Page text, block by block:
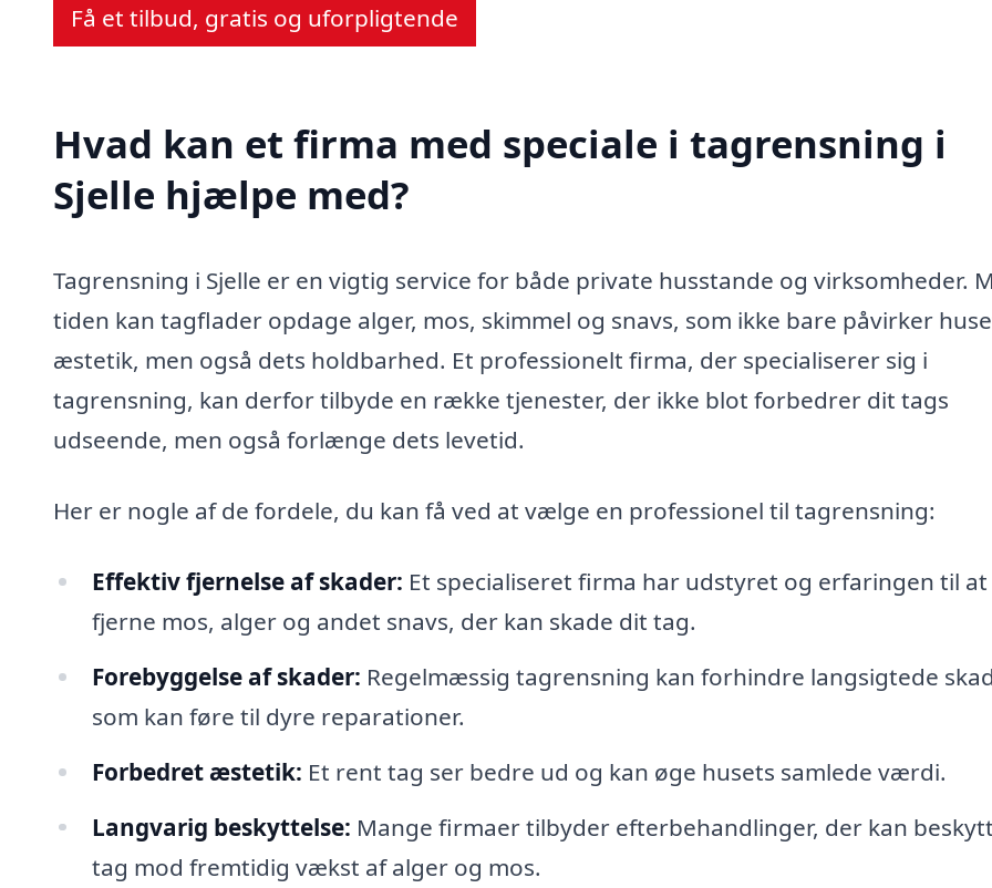
Få et tilbud, gratis og uforpligtende
Hvad kan et firma med speciale i tagrensning i
Sjelle hjælpe med?
Tagrensning i Sjelle er en vigtig service for både private husstande og virksomheder.
tiden kan tagflader opdage alger, mos, skimmel og snavs, som ikke bare påvirker
æstetik, men også dets holdbarhed. Et professionelt firma, der specialiserer sig i
tagrensning, kan derfor tilbyde en række tjenester, der ikke blot forbedrer dit tags
udseende, men også forlænge dets levetid.
Her er nogle af de fordele, du kan få ved at vælge en professionel til tagrensning:
Effektiv fjernelse af skader: Et specialiseret firma har udstyret og erfaringen til at
fjerne mos, alger og andet snavs, der kan skade dit tag.
Forebyggelse af skader: Regelmæssig tagrensning kan forhindre langsigtede
som kan føre til dyre reparationer.
Forbedret æstetik: Et rent tag ser bedre ud og kan øge husets samlede værdi.
Langvarig beskyttelse: Mange firmaer tilbyder efterbehandlinger, der kan
tag mod fremtidig vækst af alger og mos.